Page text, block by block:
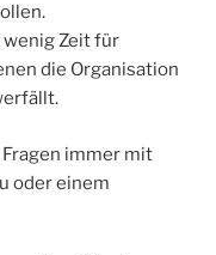
wenig Zeit für
die Organisation
immer mit
oder einem